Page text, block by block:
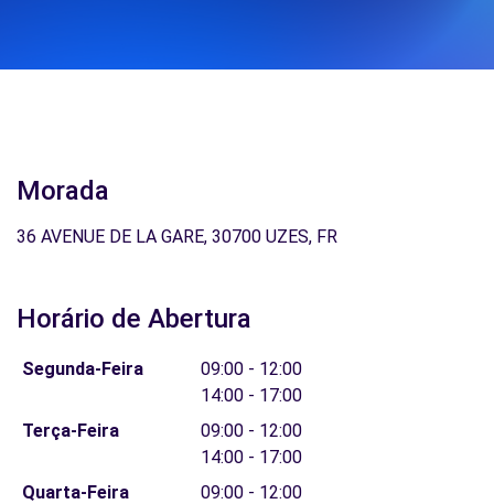
Morada
36 AVENUE DE LA GARE, 30700 UZES, FR
Horário de Abertura
Segunda-Feira
09:00 - 12:00
14:00 - 17:00
Terça-Feira
09:00 - 12:00
14:00 - 17:00
Quarta-Feira
09:00 - 12:00